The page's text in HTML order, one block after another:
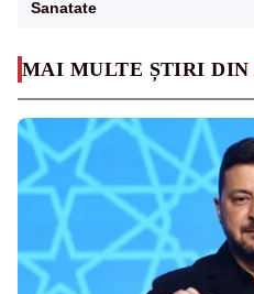
MAI MULTE ȘTIRI DIN
Sanatate